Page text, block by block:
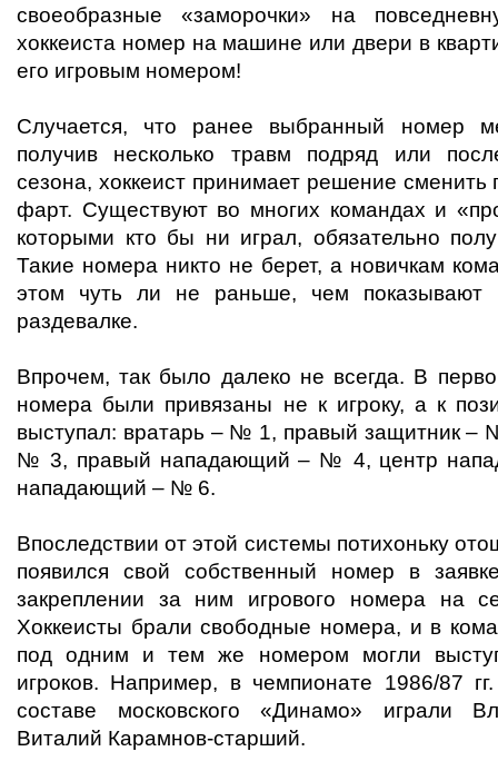
своеобразные «заморочки» на
хоккеиста номер на машине или двери в
его игровым номером!
Случается, что ранее выбранный номер
получив несколько травм подряд или
сезона, хоккеист принимает решение
фарт. Существуют во многих командах и
которыми кто бы ни играл, обязательно
Такие номера никто не берет, а новичкам
этом чуть ли не раньше, чем
раздевалке.
Впрочем, так было далеко не всегда. В
номера были привязаны не к игроку, а к
выступал: вратарь – № 1, правый защитник –
№ 3, правый нападающий – № 4, центр
нападающий – № 6.
Впоследствии от этой системы потихоньку
появился свой собственный номер в
закреплении за ним игрового номера на
Хоккеисты брали свободные номера, и в
под одним и тем же номером могли
игроков. Например, в чемпионате 1986/87
составе московского «Динамо» играли
Виталий Карамнов-старший.